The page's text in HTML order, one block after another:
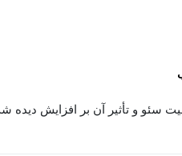
سئو و تأثیر آن بر افزایش دیده